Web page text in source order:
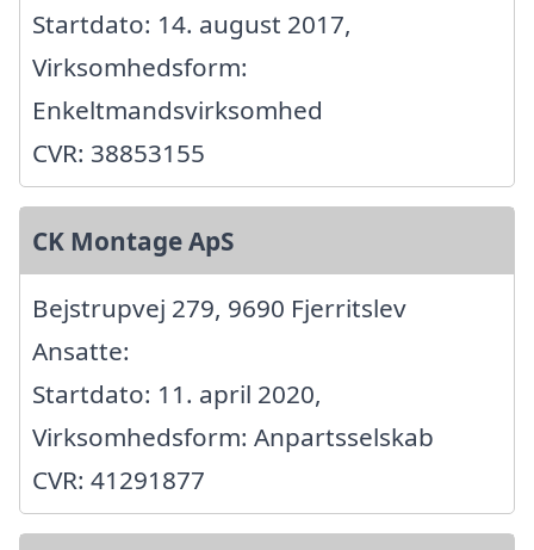
Startdato: 14. august 2017,
Virksomhedsform:
Enkeltmandsvirksomhed
CVR: 38853155
CK Montage ApS
Bejstrupvej 279, 9690 Fjerritslev
Ansatte:
Startdato: 11. april 2020,
Virksomhedsform: Anpartsselskab
CVR: 41291877